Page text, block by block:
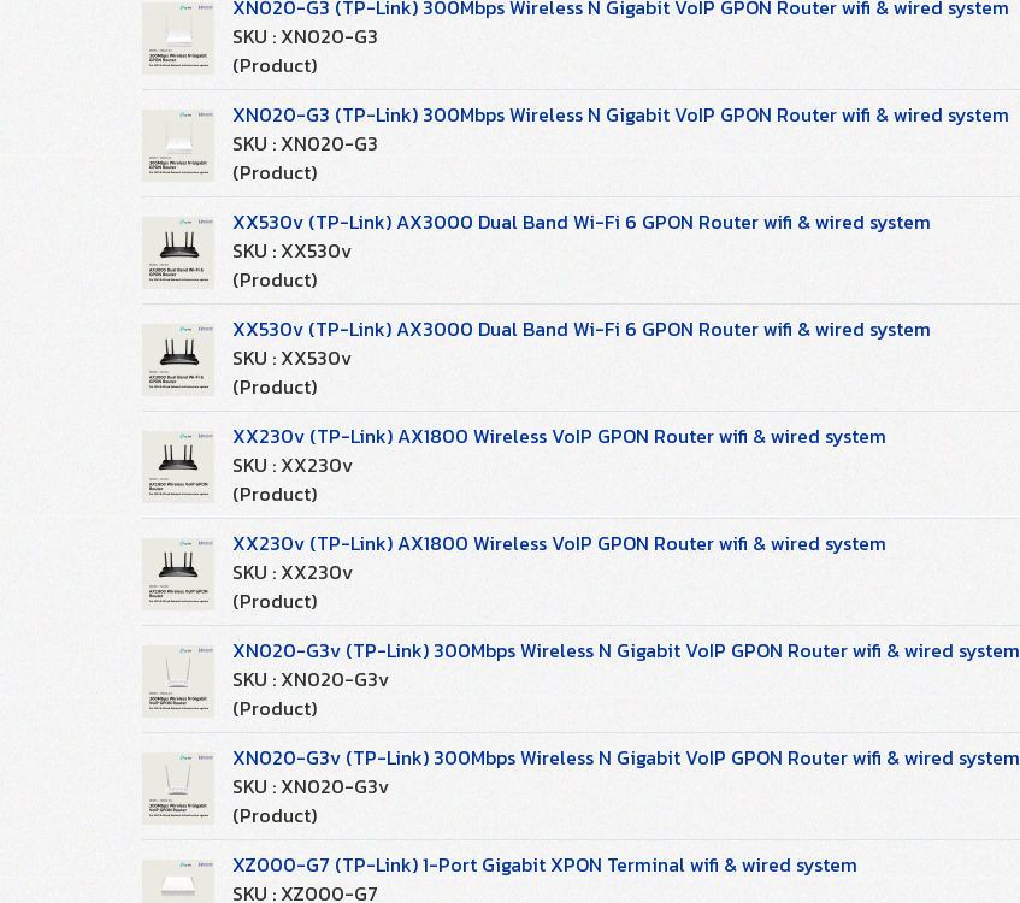
XN020-G3 (TP-Link) 300Mbps Wireless N Gigabit VoIP GPON Router wifi & wired system
SKU : XN020-G3
(Product)
XN020-G3 (TP-Link) 300Mbps Wireless N Gigabit VoIP GPON Router wifi & wired system
SKU : XN020-G3
(Product)
XX530v (TP-Link) AX3000 Dual Band Wi-Fi 6 GPON Router wifi & wired system
SKU : XX530v
(Product)
XX530v (TP-Link) AX3000 Dual Band Wi-Fi 6 GPON Router wifi & wired system
SKU : XX530v
(Product)
XX230v (TP-Link) AX1800 Wireless VoIP GPON Router wifi & wired system
SKU : XX230v
(Product)
XX230v (TP-Link) AX1800 Wireless VoIP GPON Router wifi & wired system
SKU : XX230v
(Product)
XN020-G3v (TP-Link) 300Mbps Wireless N Gigabit VoIP GPON Router wifi & wired system
SKU : XN020-G3v
(Product)
XN020-G3v (TP-Link) 300Mbps Wireless N Gigabit VoIP GPON Router wifi & wired system
SKU : XN020-G3v
(Product)
XZ000-G7 (TP-Link) 1-Port Gigabit XPON Terminal wifi & wired system
SKU : XZ000-G7